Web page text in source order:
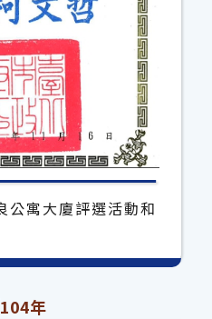
公寓大廈評選活動和
104年